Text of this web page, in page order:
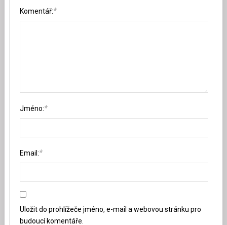
Komentář:*
Jméno:*
Email:*
Uložit do prohlížeče jméno, e-mail a webovou stránku pro
budoucí komentáře.